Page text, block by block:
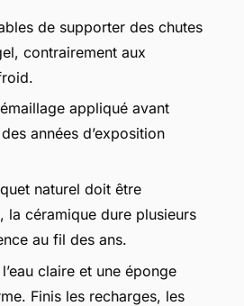
de supporter des chutes
contrairement aux
appliqué avant
années d’exposition
naturel doit être
la céramique dure plusieurs
au fil des ans.
claire et une éponge
Finis les recharges, les